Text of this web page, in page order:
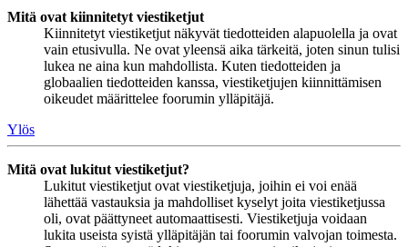
Mitä ovat kiinnitetyt viestiketjut
Kiinnitetyt viestiketjut näkyvät tiedotteiden alapuolella ja ovat
vain etusivulla. Ne ovat yleensä aika tärkeitä, joten sinun tulisi
lukea ne aina kun mahdollista. Kuten tiedotteiden ja
globaalien tiedotteiden kanssa, viestiketjujen kiinnittämisen
oikeudet määrittelee foorumin ylläpitäjä.
Ylös
Mitä ovat lukitut viestiketjut?
Lukitut viestiketjut ovat viestiketjuja, joihin ei voi enää
lähettää vastauksia ja mahdolliset kyselyt joita viestiketjussa
oli, ovat päättyneet automaattisesti. Viestiketjuja voidaan
lukita useista syistä ylläpitäjän tai foorumin valvojan toimesta.